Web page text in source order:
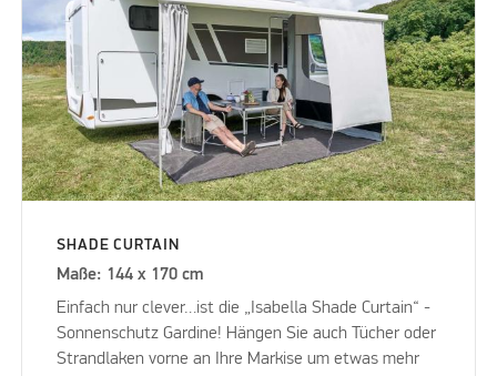
SHADE CURTAIN
Maße: 144 x 170 cm
Einfach nur clever…ist die „Isabella Shade Curtain“ -
Sonnenschutz Gardine! Hängen Sie auch Tücher oder
Strandlaken vorne an Ihre Markise um etwas mehr